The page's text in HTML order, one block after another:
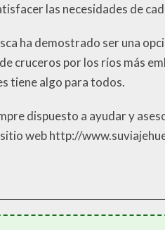
las necesidades de
ha demostrado ser una
cruceros por los ríos más
tiene algo para todos.
dispuesto a ayudar y
web http://